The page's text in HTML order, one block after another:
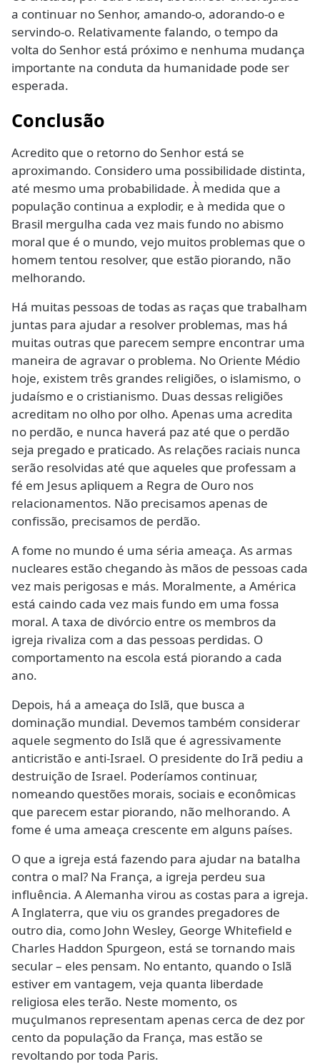
a continuar no Senhor, amando-o, adorando-o e
servindo-o. Relativamente falando, o tempo da
volta do Senhor está próximo e nenhuma mudança
importante na conduta da humanidade pode ser
esperada.
Conclusão
Acredito que o retorno do Senhor está se
aproximando. Considero uma possibilidade distinta,
até mesmo uma probabilidade. À medida que a
população continua a explodir, e à medida que o
Brasil mergulha cada vez mais fundo no abismo
moral que é o mundo, vejo muitos problemas que o
homem tentou resolver, que estão piorando, não
melhorando.
Há muitas pessoas de todas as raças que trabalham
juntas para ajudar a resolver problemas, mas há
muitas outras que parecem sempre encontrar uma
maneira de agravar o problema. No Oriente Médio
hoje, existem três grandes religiões, o islamismo, o
judaísmo e o cristianismo. Duas dessas religiões
acreditam no olho por olho. Apenas uma acredita
no perdão, e nunca haverá paz até que o perdão
seja pregado e praticado. As relações raciais nunca
serão resolvidas até que aqueles que professam a
fé em Jesus apliquem a Regra de Ouro nos
relacionamentos. Não precisamos apenas de
confissão, precisamos de perdão.
A fome no mundo é uma séria ameaça. As armas
nucleares estão chegando às mãos de pessoas cada
vez mais perigosas e más. Moralmente, a América
está caindo cada vez mais fundo em uma fossa
moral. A taxa de divórcio entre os membros da
igreja rivaliza com a das pessoas perdidas. O
comportamento na escola está piorando a cada
ano.
Depois, há a ameaça do Islã, que busca a
dominação mundial. Devemos também considerar
aquele segmento do Islã que é agressivamente
anticristão e anti-Israel. O presidente do Irã pediu a
destruição de Israel. Poderíamos continuar,
nomeando questões morais, sociais e econômicas
que parecem estar piorando, não melhorando. A
fome é uma ameaça crescente em alguns países.
O que a igreja está fazendo para ajudar na batalha
contra o mal? Na França, a igreja perdeu sua
influência. A Alemanha virou as costas para a igreja.
A Inglaterra, que viu os grandes pregadores de
outro dia, como John Wesley, George Whitefield e
Charles Haddon Spurgeon, está se tornando mais
secular – eles pensam. No entanto, quando o Islã
estiver em vantagem, veja quanta liberdade
religiosa eles terão. Neste momento, os
muçulmanos representam apenas cerca de dez por
cento da população da França, mas estão se
revoltando por toda Paris.